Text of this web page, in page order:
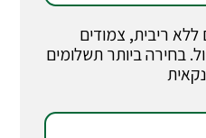
תשלומים ללא ריבית, צמודים
בחירה ביותר תשלומים